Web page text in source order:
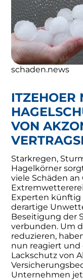
schaden.news
ITZEHOER
VON
Starkregen,
Hagelkörner
viele Schäden
Experten künftig
derartige
Beseitigung der
verbunden. Um
reduzieren,
nun reagiert und
Lackschutz von
Unternehmen